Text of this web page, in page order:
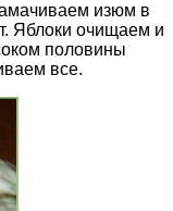
изюм в
Яблоки очищаем и
половины
все.